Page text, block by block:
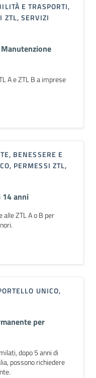
E TRASPORTI,
ZTL, SERVIZI
A e ZTL B a imprese
BENESSERE E
PERMESSI ZTL,
14 anni
ZTL A o B per
UNICO,
per
dopo 5 anni di
possono richiedere